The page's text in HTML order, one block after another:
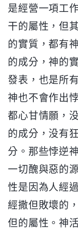
是經營一項工
干的屬性，但
的實質，都有
的成分，神的
發表，也是所
神也不會作出
都心甘情願，
的成分，没有
分。那些悖逆
一切醜與惡的
性是因為人經
經撒但敗壞的
但的屬性。神